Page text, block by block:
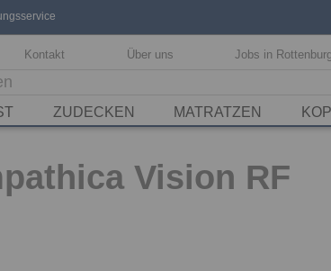
Kontakt Über uns Jobs in
ZUDECKEN MATRATZEN
Vision RF